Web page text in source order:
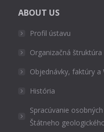
ABOUT US
Profil ústavu
Organizačná štruktúra
Objednávky, faktúry a
História
Spracúvanie
Štátneho